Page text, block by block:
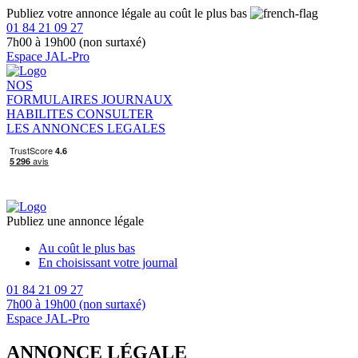
Publiez votre annonce légale au coût le plus bas
01 84 21 09 27
7h00 à 19h00 (non surtaxé)
Espace JAL-Pro
NOS
FORMULAIRES JOURNAUX
HABILITES CONSULTER
LES ANNONCES LEGALES
Publiez une annonce légale
Au coût le plus bas
En choisissant votre journal
01 84 21 09 27
7h00 à 19h00 (non surtaxé)
Espace JAL-Pro
ANNONCE LÉGALE